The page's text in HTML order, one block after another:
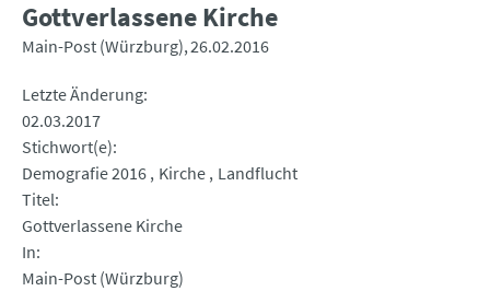
Gottverlassene Kirche
Main-Post (Würzburg) 26.02.2016
Letzte Änderung
02.03.2017
Stichwort(e)
Demografie 2016 Kirche Landflucht
Titel
Gottverlassene Kirche
In
Main-Post (Würzburg)